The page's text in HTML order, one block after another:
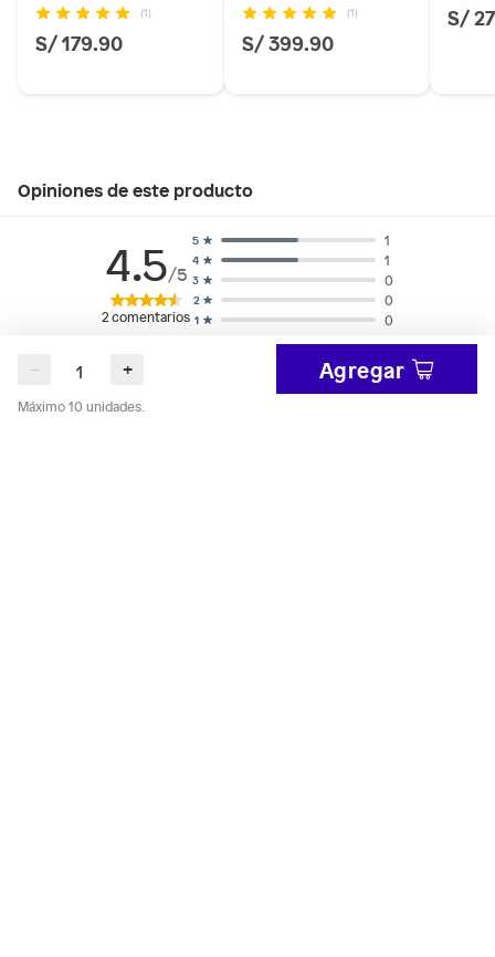
− +
Máximo 10 unidades.
Agregar
(1)
S/ 179.90
(1)
S/ 399.90
S/
Opiniones de este producto
4.5/5
2comentarios 1 0
2 0
3 0
4 1
5 1